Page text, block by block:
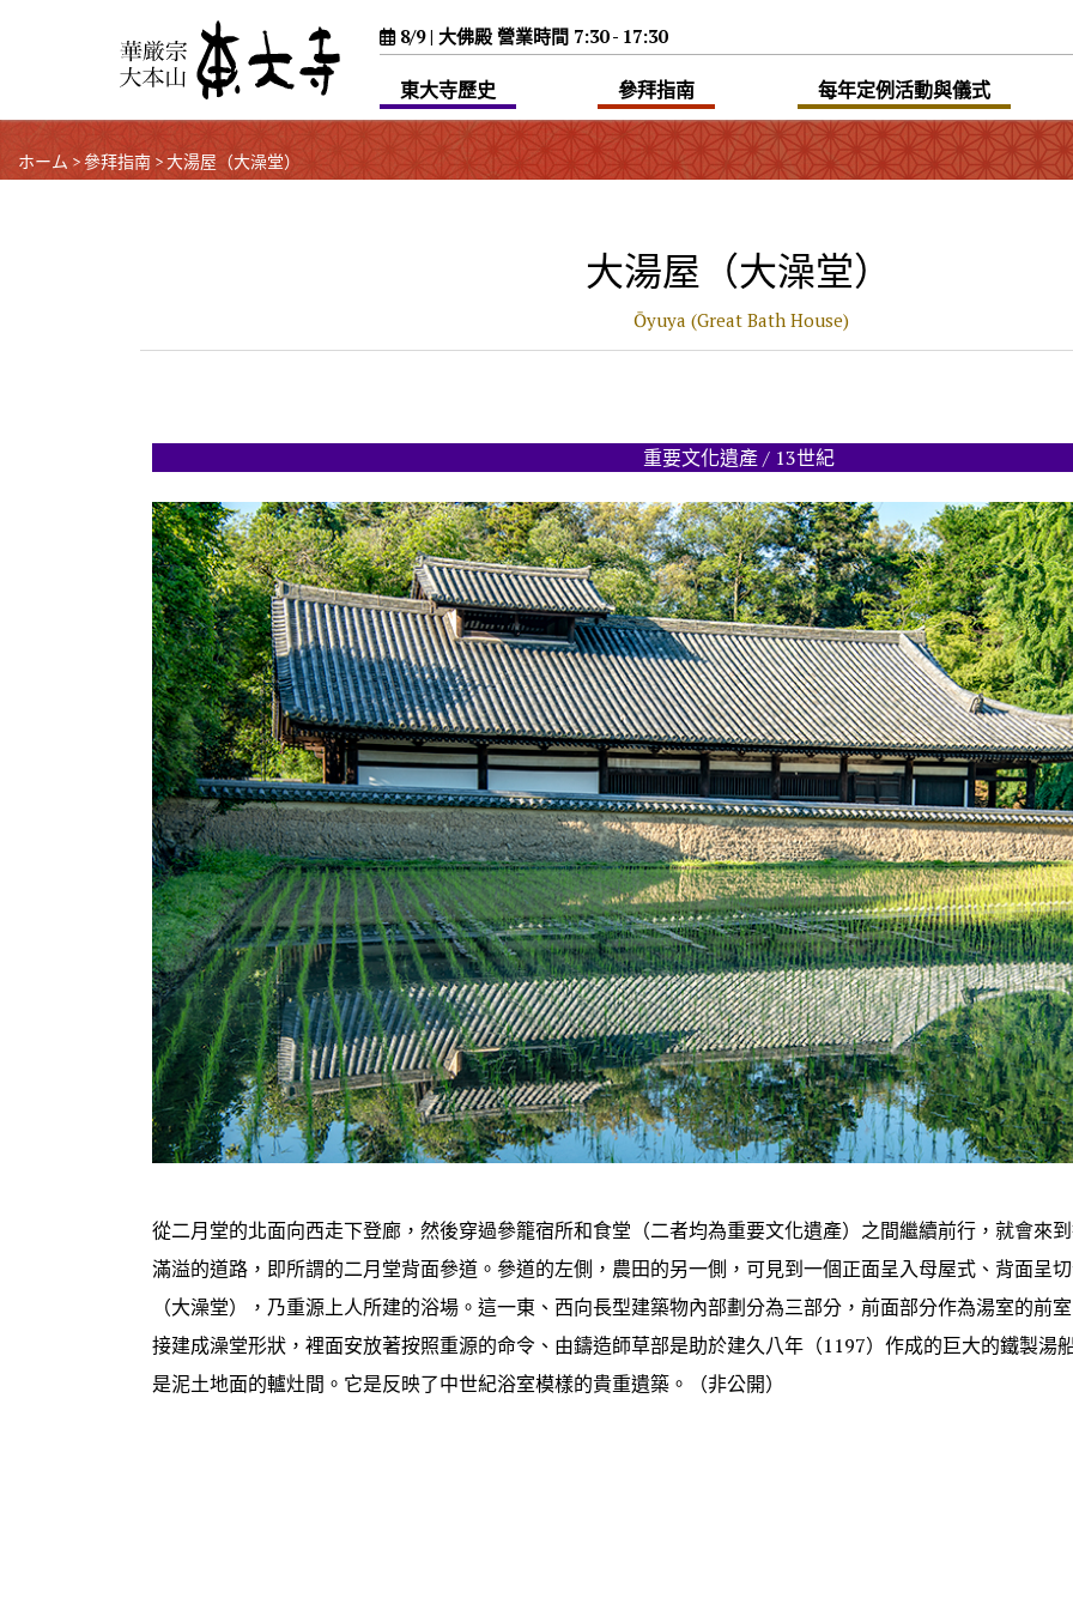
8/9 | 大佛殿 營業時間 7:30 - 17:30
東大寺歷史 參拜指南 每年定例活動與儀式
ホーム >參拜指南 >大湯屋（大澡堂）
大湯屋（大澡堂）
Ōyuya (Great Bath House)
重要文化遺產 / 13世紀
從二月堂的北面向西走下登廊，然後穿過參籠宿所和食堂（二者均為重要文化遺產）之間繼續前行，就會來
滿溢的道路，即所謂的二月堂背面參道。參道的左側，農田的另一側，可見到一個正面呈入母屋式、背面呈
（大澡堂），乃重源上人所建的浴場。這一東、西向長型建築物內部劃分為三部分，前面部分作為湯室的前
接建成澡堂形狀，裡面安放著按照重源的命令、由鑄造師草部是助於建久八年（1197）作成的巨大的鐵製湯
是泥土地面的轤灶間。它是反映了中世紀浴室模樣的貴重遺築。（非公開）